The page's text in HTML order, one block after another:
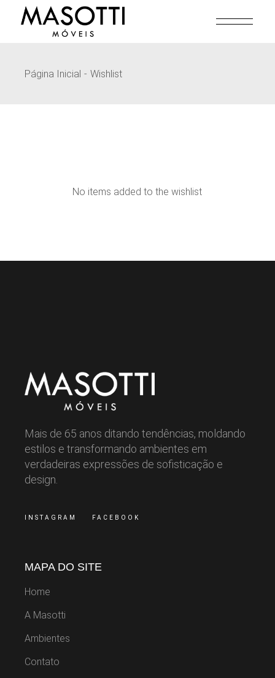
Página Inicial Wishlist
No items added to the wishlist
Mais de 65 anos ditando tendências, moldando
estilos e transformando ambientes em
verdadeiras expressões de sofisticação e
design.
INSTAGRAM FACEBOOK
MAPA DO SITE
Home
A Masotti
Ambientes
Contato